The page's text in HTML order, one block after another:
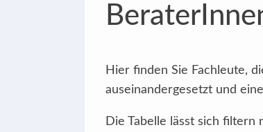
Hier finden Sie Fachleute,
auseinandergesetzt und
Die Tabelle lässt sich